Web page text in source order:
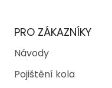
PRO ZÁKAZNÍKY
Návody
Pojištění kola